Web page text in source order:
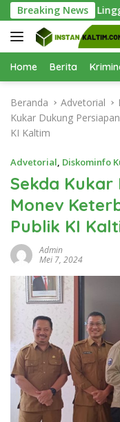
a
g
u
Breaking News
Teluk Lingga
Home Berita
Beranda Advetorial
Kukar Dukung
KI Kaltim
Advetorial, Diskominfo
Sekda Kukar
Monev
Publik KI
Admin
Mei 7, 2024